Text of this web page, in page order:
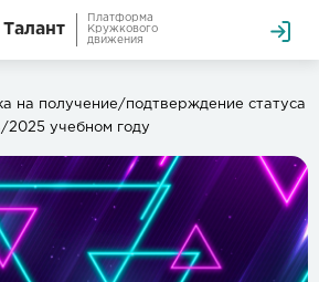
Талант
Платформа
Кружкового
движения
на получение/подтверждение статуса
учебном году